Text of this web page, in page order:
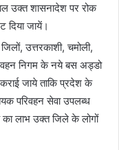
उक्त शासनादेश पर रोक
दिया जायें।
उत्तरकाशी, चमोली,
निगम के नये बस अड्डो
जाये ताकि प्रदेश के
परिवहन सेवा उपलब्ध
लाभ उक्त जिले के लोगों